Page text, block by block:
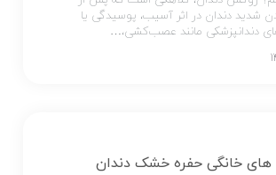
دندان در اثر آسیب، پوسیدگی یا
دندانپزشکی مانند عصب‌کشی،…
های خانگی حفره خشک دندان